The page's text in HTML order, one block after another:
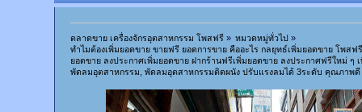
ตลาดขาย เครื่องจักรอุตสาหกรรม โพสฟรี» หมวดหมู่ทั่วไป »
ทำไมต้องเพิ่มยอดขาย ขายฟรี ยอดการขาย คืออะไร กลยุทธ์เพิ่มยอดขาย โพ
ยอดขาย ลงประกาศเพิ่มยอดขาย ฝากร้านฟรีเพิ่มยอดขาย ลงประกาศฟรีใหม่ ๆ
พัดลมอุตสาหกรรม, พัดลมอุตสาหกรรมติดผนัง ปรับแรงลมได้ 3ระดับ คุณภาพดี